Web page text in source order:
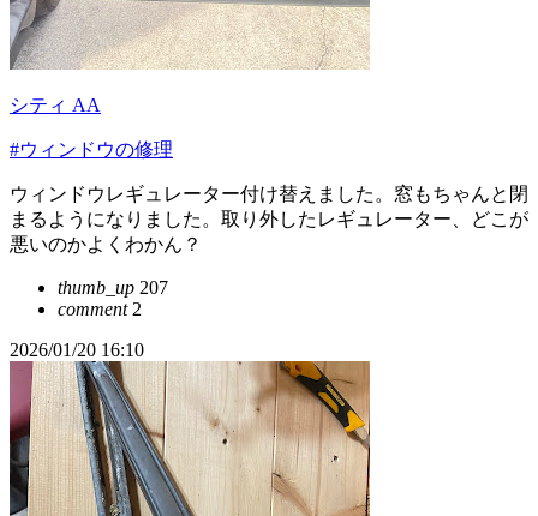
シティ AA
#ウィンドウの修理
ウィンドウレギュレーター付け替えました。窓もちゃんと閉
まるようになりました。取り外したレギュレーター、どこが
悪いのかよくわかん？
thumb_up 207
comment2
2026/01/20 16:10